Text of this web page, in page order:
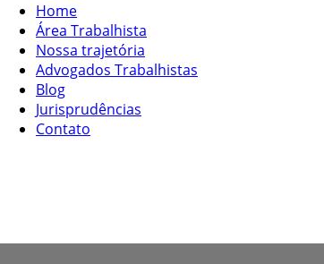
Home
Área Trabalhista
Nossa trajetória
Advogados Trabalhistas
Blog
Jurisprudências
Contato